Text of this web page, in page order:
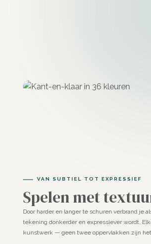
VAN SUBTIEL TOT EXPRESSIEF
Spelen met
Door harder en langer te schuren verbrand je
tekening donkerder en expressiever wordt.
kunstwerk — geen twee oppervlakken zijn